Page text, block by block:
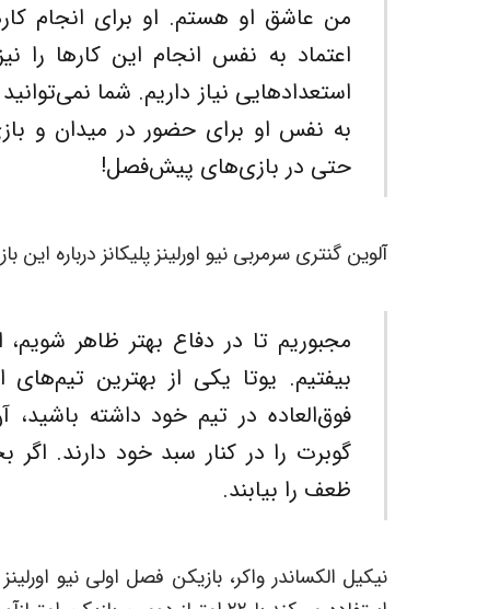
من عاشق او هستم. او برای انجام
اعتماد به نفس انجام این کارها را
استعدادهایی نیاز داریم. شما
به نفس او برای حضور در میدان و
حتی در بازی‌های پیش‌فصل!
آلوین گنتری سرمربی نیو اورلینز پلیکانز درباره این
مجبوریم تا در دفاع بهتر ظاهر
فوق‌العاده در تیم خود داشته
گوبرت را در کنار سبد خود دارند. اگر
ظعف را بیابند.